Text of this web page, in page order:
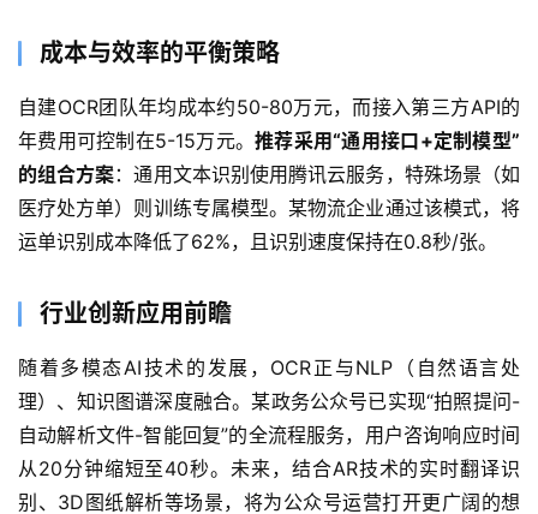
发
微
信
开
发
程
开
发
网
成本与效率的平衡策略
自建OCR团队年均成本约50-80万元，而接入第三方API的
年费用可控制在5-15万元。推荐采用“通用接口+定制模型”
的组合方案：通用文本识别使用腾讯云服务，特殊场景（如
医疗处方单）则训练专属模型。某物流企业通过该模式，将
运单识别成本降低了62%，且识别速度保持在0.8秒/张。
行业创新应用前瞻
随着多模态AI技术的发展，OCR正与NLP（自然语言处
理）、知识图谱深度融合。某政务公众号已实现“拍照提问-
自动解析文件-智能回复”的全流程服务，用户咨询响应时间
从20分钟缩短至40秒。未来，结合AR技术的实时翻译识
别、3D图纸解析等场景，将为公众号运营打开更广阔的想